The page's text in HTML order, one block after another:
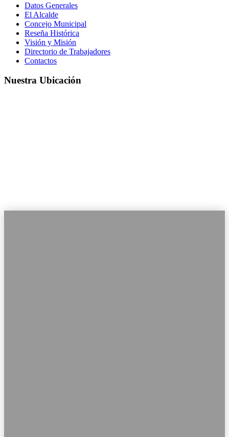
Datos Generales
El Alcalde
Concejo Municipal
Reseña Histórica
Visión y Misión
Directorio de Trabajadores
Contactos
Nuestra Ubicación